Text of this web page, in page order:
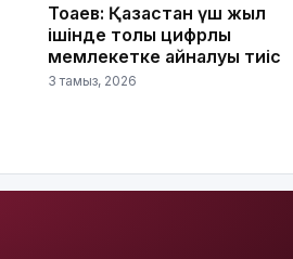
Тоқаев: Қазақстан үш жыл
ішінде толық цифрлық
мемлекетке айналуы тиіс
3 тамыз, 2026